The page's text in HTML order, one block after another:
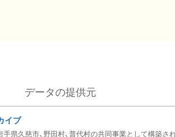
データの提供元
イブ
県久慈市、野田村、普代村の共同事業として構築さ